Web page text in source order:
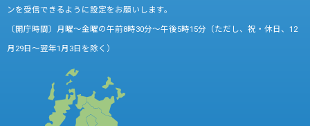
ンを受信できるように設定をお願いします。
〔開庁時間〕月曜～金曜の午前8時30分～午後5時15分（ただし、祝・休日、12
月29日～翌年1月3日を除く）